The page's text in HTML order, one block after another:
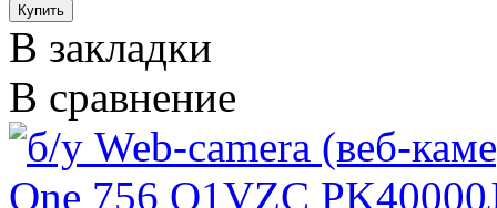
В закладки
В сравнение